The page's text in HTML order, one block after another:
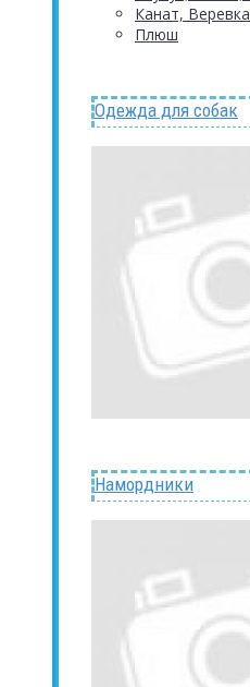
Канат, Веревка
Плюш
Одежда для собак
Намордники